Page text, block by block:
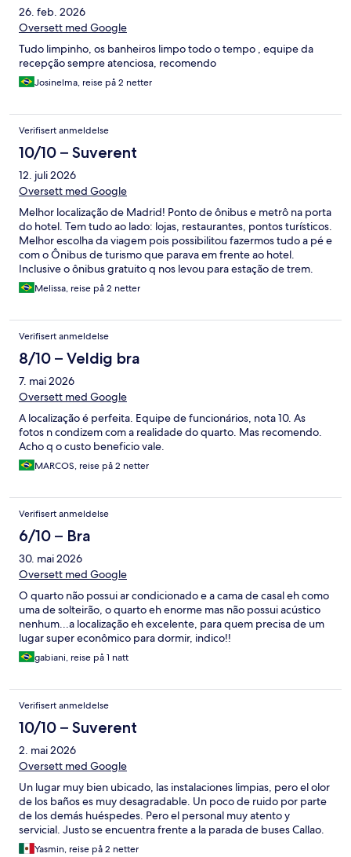
26. feb. 2026
Oversett med Google
Tudo limpinho, os banheiros limpo todo o tempo , equipe da
recepção sempre atenciosa, recomendo
Josinelma, reise på 2 netter
Verifisert anmeldelse
10/10 – Suverent
12. juli 2026
Oversett med Google
Melhor localização de Madrid! Ponto de ônibus e metrô na porta
do hotel. Tem tudo ao lado: lojas, restaurantes, pontos turísticos.
Melhor escolha da viagem pois possibilitou fazermos tudo a pé e
com o Ônibus de turismo que parava em frente ao hotel.
Inclusive o ônibus gratuito q nos levou para estação de trem.
Nosso andar foi o 9o - estava reformado e novo. Tem uma área
de cozinha comum bem equipada e útil no 8o andar. Apesar de
que não tinha ar condicionado no nosso quarto pois os quartos
com essa facilidade não estavam disponíveis, pegamos maior
onda de calor dos últimos tempos em Madrid. Tampouco foi
impedimento para aproveitarmos a cidade e a estadia.
Hospedagem com melhor custo benefício sem dúvidas! Com
certeza voltaremos!
Melissa, reise på 2 netter
Verifisert anmeldelse
8/10 – Veldig bra
7. mai 2026
Oversett med Google
A localização é perfeita. Equipe de funcionários, nota 10. As
fotos n condizem com a realidade do quarto. Mas recomendo.
Acho q o custo beneficio vale.
MARCOS, reise på 2 netter
Verifisert anmeldelse
6/10 – Bra
30. mai 2026
Oversett med Google
O quarto não possui ar condicionado e a cama de casal eh como
uma de solteirão, o quarto eh enorme mas não possui acústico
nenhum...a localização eh excelente, para quem precisa de um
lugar super econômico para dormir, indico!!
gabiani, reise på 1 natt
Verifisert anmeldelse
10/10 – Suverent
2. mai 2026
Oversett med Google
Un lugar muy bien ubicado, las instalaciones limpias, pero el olor
de los baños es muy desagradable. Un poco de ruido por parte
de los demás huéspedes. Pero el personal muy atento y
servicial. Justo se encuentra frente a la parada de buses Callao.
Yasmin, reise på 2 netter